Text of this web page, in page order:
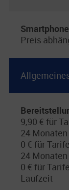
Preis
9,90 € für
24
0 € für
24
0 € für
Laufzeit